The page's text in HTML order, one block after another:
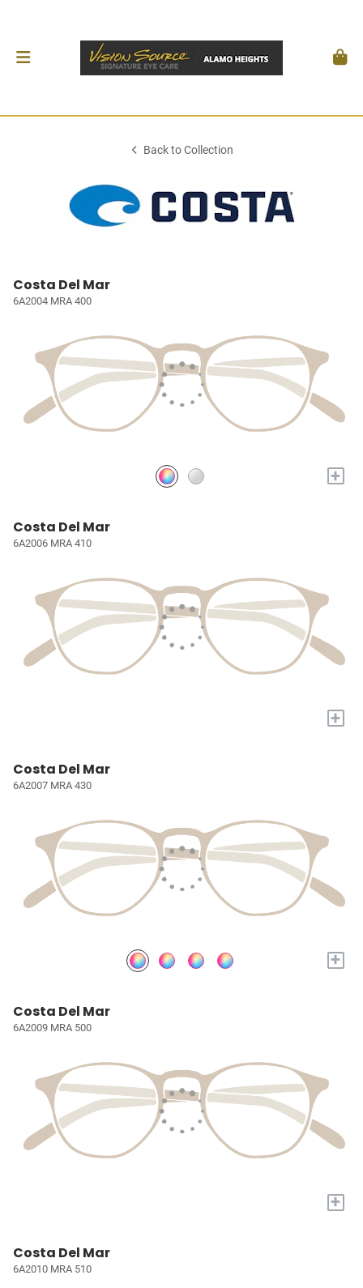
Back to Collection
Costa Del Mar
6A2004 MRA 400
+
Costa Del Mar
6A2006 MRA 410
+
Costa Del Mar
6A2007 MRA 430
+
Costa Del Mar
6A2009 MRA 500
+
Costa Del Mar
6A2010 MRA 510